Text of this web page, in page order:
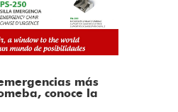
más
conoce la